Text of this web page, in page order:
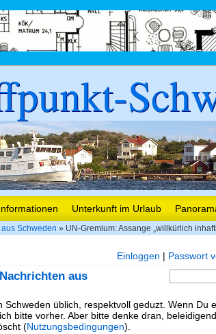
Unterkunft im Urlaub
Schweden » UN-Gremium: Assange „willkürlich
Einloggen | Passwort
aus
Schweden üblich, respektvoll geduzt. Wenn Du
bitte vorher. Aber bitte denke dran,
(Nutzungsbedingungen).